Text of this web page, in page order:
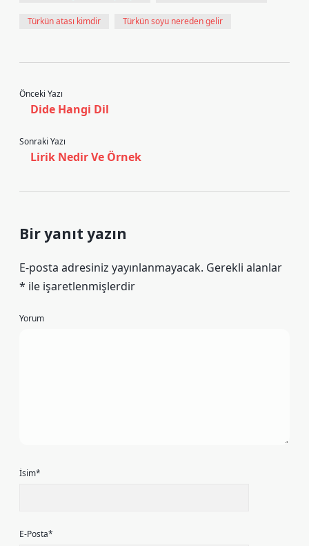
Türkün atası kimdir Türkün soyu nereden gelir
Önceki Yazı
Dide Hangi Dil
Sonraki Yazı
Lirik Nedir Ve Örnek
Bir yanıt yazın
E-posta adresiniz yayınlanmayacak. Gerekli alanlar
* ile işaretlenmişlerdir
Yorum
İsim*
E-Posta*